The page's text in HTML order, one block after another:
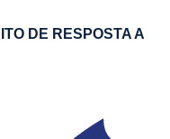
DE RESPOSTA A